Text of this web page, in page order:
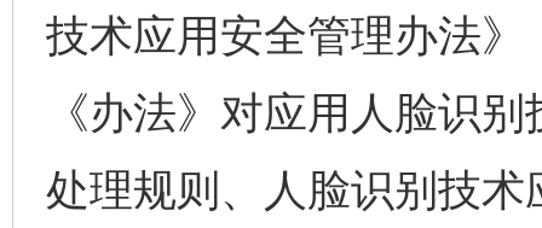
技术应用安全管理办法
《办法》对应用人脸识
处理规则、人脸识别技